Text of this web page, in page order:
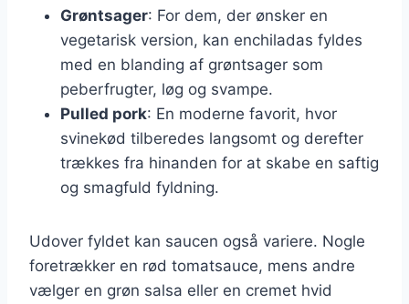
Grøntsager: For dem, der ønsker en
vegetarisk version, kan enchiladas fyldes
med en blanding af grøntsager som
peberfrugter, løg og svampe.
Pulled pork: En moderne favorit, hvor
svinekød tilberedes langsomt og derefter
trækkes fra hinanden for at skabe en saftig
og smagfuld fyldning.
Udover fyldet kan saucen også variere. Nogle
foretrækker en rød tomatsauce, mens andre
vælger en grøn salsa eller en cremet hvid